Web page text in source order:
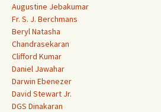
Augustine Jebakumar
Fr. S. J. Berchmans
Beryl Natasha
Chandrasekaran
Clifford Kumar
Daniel Jawahar
Darwin Ebenezer
David Stewart Jr.
DGS Dinakaran